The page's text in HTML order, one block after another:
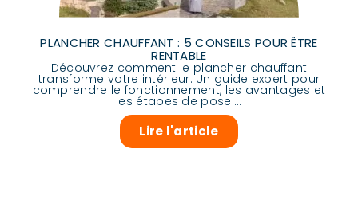
PLANCHER CHAUFFANT : 5 CONSEILS POUR ÊTRE
RENTABLE
Découvrez comment le plancher chauffant
transforme votre intérieur. Un guide expert pour
comprendre le fonctionnement, les avantages et
les étapes de pose....
Lire l'article